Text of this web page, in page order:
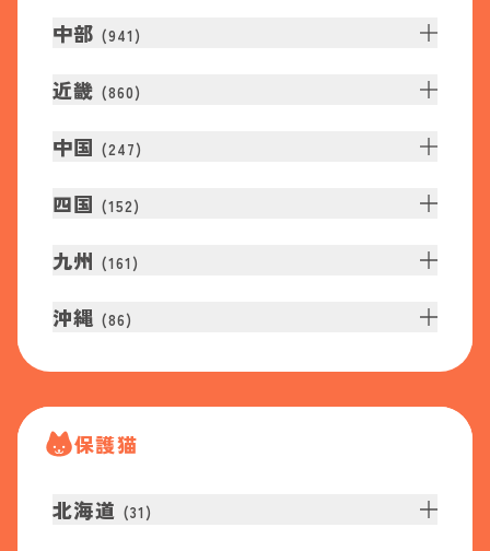
中部 (941 )
近畿 (860)
中国 (247)
四国 (152)
九州 (161 )
沖縄 (86)
保護猫
北海道 (31 )